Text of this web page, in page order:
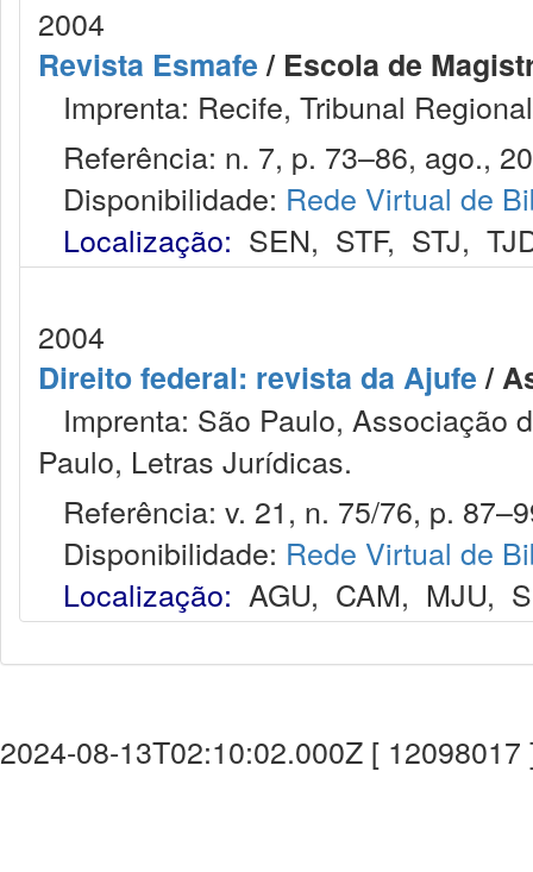
2004
Revista Esmafe/ Escola de
Imprenta: Recife, Tribunal
Referência: n. 7, p. 73–86, ago.,
Disponibilidade: Rede Virtual de
Localização: SEN, STF, STJ,
2004
Direito federal: revista da Ajufe/
Imprenta: São Paulo, Associação
Paulo, Letras Jurídicas.
Referência: v. 21, n. 75/76, p.
Disponibilidade: Rede Virtual de
Localização: AGU, CAM, MJU,
2024-08-13T02:10:02.000Z [ 12098017